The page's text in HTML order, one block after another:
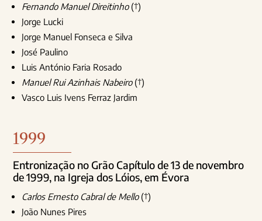
Fernando Manuel Direitinho(†)
Jorge Lucki
Jorge Manuel Fonseca e Silva
José Paulino
Luis António Faria Rosado
Manuel Rui Azinhais Nabeiro(†)
Vasco Luis Ivens Ferraz Jardim
1999
Entronização no Grão Capítulo de 13 de novembro
de 1999, na Igreja dos Lóios, em Évora
Carlos Ernesto Cabral de Mello(†)
João Nunes Pires